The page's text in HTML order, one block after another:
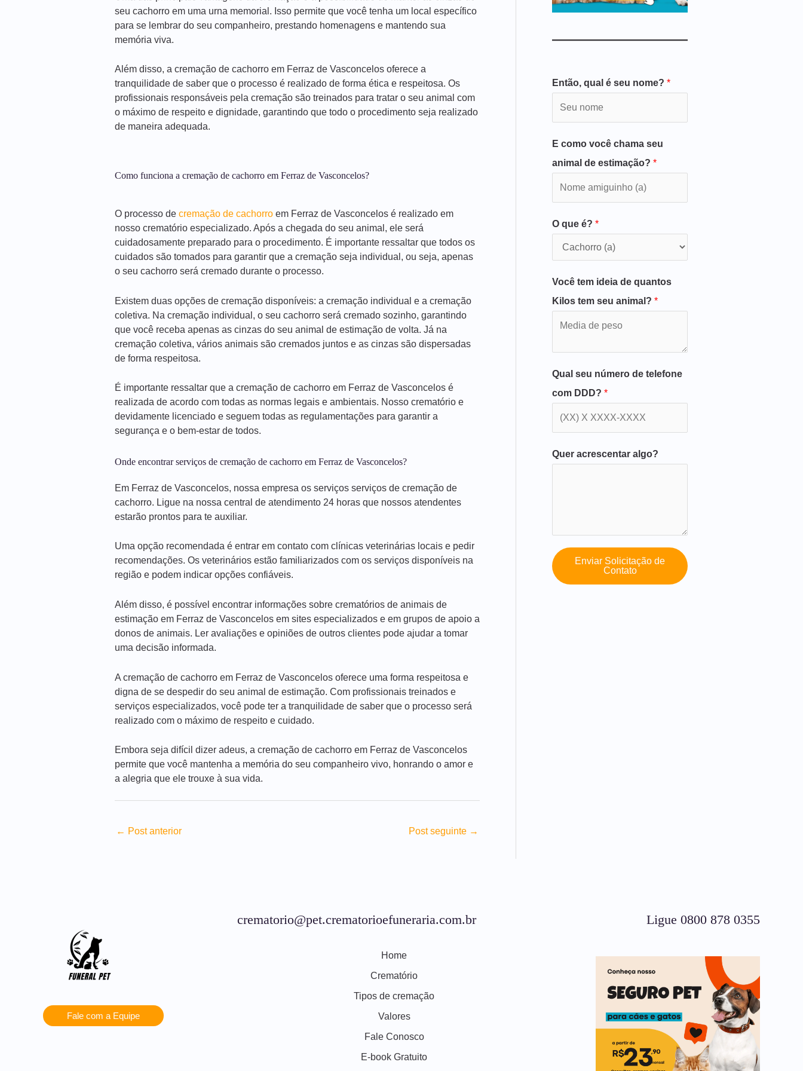
seu cachorro em uma urna memorial. Isso permite que você tenha um local específico
para se lembrar do seu companheiro, prestando homenagens e mantendo sua
memória viva.
Além disso, a cremação de cachorro em Ferraz de Vasconcelos oferece a
tranquilidade de saber que o processo é realizado de forma ética e respeitosa. Os
profissionais responsáveis pela cremação são treinados para tratar o seu animal com
o máximo de respeito e dignidade, garantindo que todo o procedimento seja realizado
de maneira adequada.
Como funciona a cremação de cachorro em Ferraz de Vasconcelos?
O processo de cremação de cachorro em Ferraz de Vasconcelos é realizado em
nosso crematório especializado. Após a chegada do seu animal, ele será
cuidadosamente preparado para o procedimento. É importante ressaltar que todos os
cuidados são tomados para garantir que a cremação seja individual, ou seja, apenas
o seu cachorro será cremado durante o processo.
Existem duas opções de cremação disponíveis: a cremação individual e a cremação
coletiva. Na cremação individual, o seu cachorro será cremado sozinho, garantindo
que você receba apenas as cinzas do seu animal de estimação de volta. Já na
cremação coletiva, vários animais são cremados juntos e as cinzas são dispersadas
de forma respeitosa.
É importante ressaltar que a cremação de cachorro em Ferraz de Vasconcelos é
realizada de acordo com todas as normas legais e ambientais. Nosso crematório e
devidamente licenciado e seguem todas as regulamentações para garantir a
segurança e o bem-estar de todos.
Onde encontrar serviços de cremação de cachorro em Ferraz de Vasconcelos?
Em Ferraz de Vasconcelos, nossa empresa os serviços serviços de cremação de
cachorro. Ligue na nossa central de atendimento 24 horas que nossos atendentes
estarão prontos para te auxiliar.
Uma opção recomendada é entrar em contato com clínicas veterinárias locais e pedir
recomendações. Os veterinários estão familiarizados com os serviços disponíveis na
região e podem indicar opções confiáveis.
Além disso, é possível encontrar informações sobre crematórios de animais de
estimação em Ferraz de Vasconcelos em sites especializados e em grupos de apoio a
donos de animais. Ler avaliações e opiniões de outros clientes pode ajudar a tomar
uma decisão informada.
A cremação de cachorro em Ferraz de Vasconcelos oferece uma forma respeitosa e
digna de se despedir do seu animal de estimação. Com profissionais treinados e
serviços especializados, você pode ter a tranquilidade de saber que o processo será
realizado com o máximo de respeito e cuidado.
Embora seja difícil dizer adeus, a cremação de cachorro em Ferraz de Vasconcelos
permite que você mantenha a memória do seu companheiro vivo, honrando o amor e
a alegria que ele trouxe à sua vida.
← Post anterior Post seguinte →
Então, qual é seu nome? *
E como você chama seu
animal de estimação? *
O que é? *
Você tem ideia de quantos
Kilos tem seu animal? *
Qual seu número de telefone
com DDD? *
Quer acrescentar algo?
Enviar Solicitação de
Contato
Fale com a Equipe
crematorio@pet.crematorioefuneraria.com.br
Home
Crematório
Tipos de cremação
Valores
Fale Conosco
E-book Gratuito
Ligue 0800 878 0355